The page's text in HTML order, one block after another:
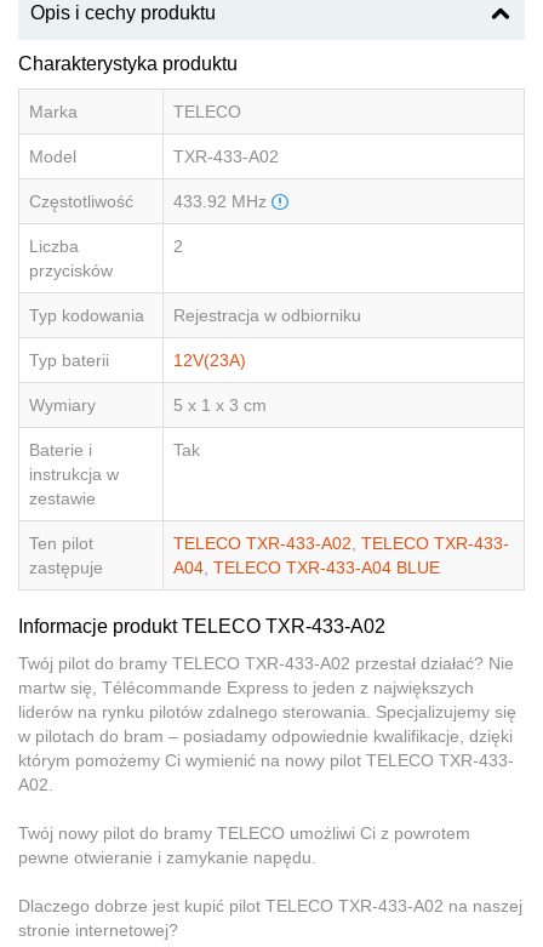
Opis i cechy produktu
Charakterystyka produktu
Marka TELECO
Model TXR-433-A02
Częstotliwość 433.92 MHz
Liczba
przycisków
2
Typ kodowania Rejestracja w odbiorniku
Typ baterii 12V(23A)
Wymiary 5 x 1 x 3 cm
Baterie i
instrukcja w
zestawie
Tak
Ten pilot
zastępuje
TELECO TXR-433-A02, TELECO TXR-433-
A04, TELECO TXR-433-A04 BLUE
Informacje produkt TELECO TXR-433-A02
Twój pilot do bramy TELECO TXR-433-A02 przestał działać? Nie
martw się, Télécommande Express to jeden z największych
liderów na rynku pilotów zdalnego sterowania. Specjalizujemy się
w pilotach do bram – posiadamy odpowiednie kwalifikacje, dzięki
którym pomożemy Ci wymienić na nowy pilot TELECO TXR-433-
A02.
Twój nowy pilot do bramy TELECO umożliwi Ci z powrotem
pewne otwieranie i zamykanie napędu.
Dlaczego dobrze jest kupić pilot TELECO TXR-433-A02 na naszej
stronie internetowej?